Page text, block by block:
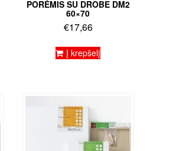
PORĖMIS SU DROBE DM2
60×70
€17,66
Į krepšelį